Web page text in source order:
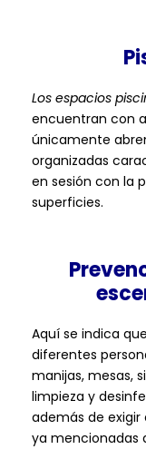
Los espacios
encuentran con
únicamente
organizadas
en sesión con la
superficies.
Aquí se indica
diferentes
manijas, mesas,
limpieza y
además de
ya mencionadas